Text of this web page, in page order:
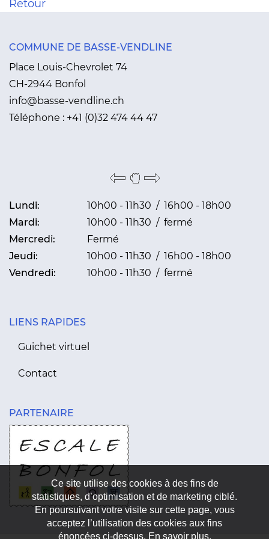
Retour
COMMUNE DE BASSE-VENDLINE
Place Louis-Chevrolet 74
CH-2944 Bonfol
info@basse-vendline.ch
Téléphone : +41 (0)32 474 44 47
Lundi:
10h00 - 11h30 / 16h00 - 18h00
Mardi:
10h00 - 11h30 / fermé
Mercredi:
Fermé
Jeudi:
10h00 - 11h30 / 16h00 - 18h00
Vendredi:
10h00 - 11h30 / fermé
LIENS RAPIDES
Guichet virtuel
Contact
PARTENAIRE
Ce site utilise des cookies à des fins de
statistiques, d’optimisation et de marketing ciblé.
En poursuivant votre visite sur cette page, vous
acceptez l’utilisation des cookies aux fins
énoncées ci-dessus. En savoir plus.